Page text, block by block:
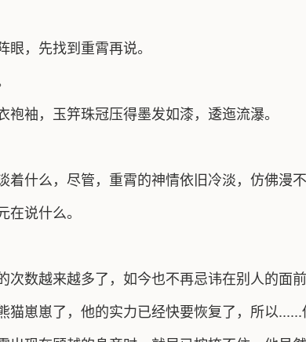
，先找到重霄再说。
袖，玉笄珠冠压得墨发如漆，逶迤流瀑。
什么，尽管，重霄的神情依旧冷淡，仿佛漫不
说什么。
数越来越多了，如今也不再忌讳在别人的面前
崽崽了，他的实力已经快要恢复了，所以......